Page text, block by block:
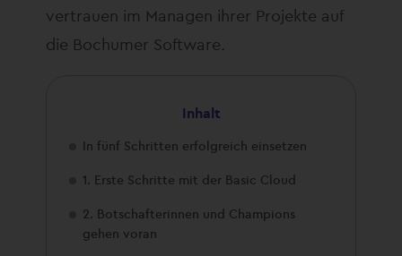
vertrauen im Managen ihrer Projekte auf
die Bochumer Software.
Inhalt
In fünf Schritten erfolgreich einsetzen
1. Erste Schritte mit der Basic Cloud
2. Botschafterinnen und Champions
gehen voran